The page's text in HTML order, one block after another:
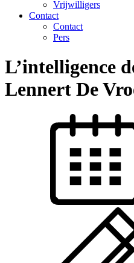
Vrijwilligers
Contact
Contact
Pers
L’intelligence
Lennert De